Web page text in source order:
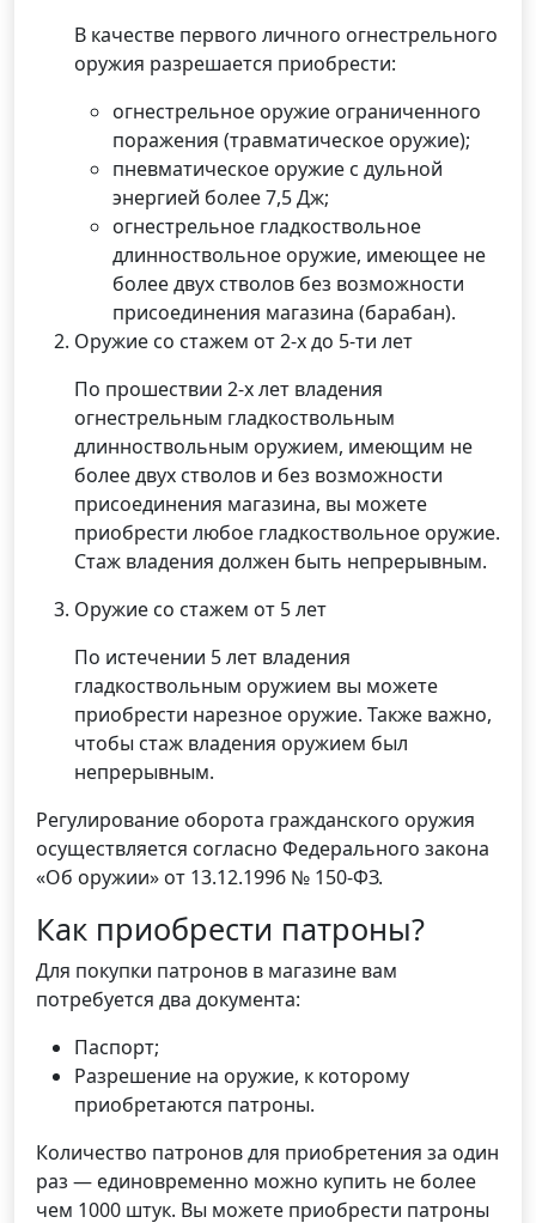
В качестве первого личного огнестрельного
оружия разрешается приобрести:
огнестрельное оружие ограниченного
поражения (травматическое оружие);
пневматическое оружие с дульной
энергией более 7,5 Дж;
огнестрельное гладкоствольное
длинноствольное оружие, имеющее не
более двух стволов без возможности
присоединения магазина (барабан).
Оружие со стажем от 2-х до 5-ти лет
По прошествии 2-х лет владения
огнестрельным гладкоствольным
длинноствольным оружием, имеющим не
более двух стволов и без возможности
присоединения магазина, вы можете
приобрести любое гладкоствольное оружие.
Стаж владения должен быть непрерывным.
Оружие со стажем от 5 лет
По истечении 5 лет владения
гладкоствольным оружием вы можете
приобрести нарезное оружие. Также важно,
чтобы стаж владения оружием был
непрерывным.
Регулирование оборота гражданского оружия
осуществляется согласно Федерального закона
«Об оружии» от 13.12.1996 № 150-ФЗ.
Как приобрести патроны?
Для покупки патронов в магазине вам
потребуется два документа:
Паспорт;
Разрешение на оружие, к которому
приобретаются патроны.
Количество патронов для приобретения за один
раз — единовременно можно купить не более
чем 1000 штук. Вы можете приобрести патроны